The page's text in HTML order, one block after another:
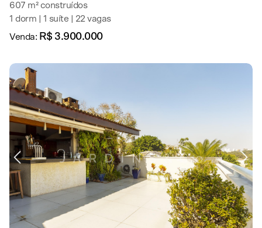
607 m² construídos
1 dorm | 1 suíte | 22 vagas
Venda: R$ 3.900.000